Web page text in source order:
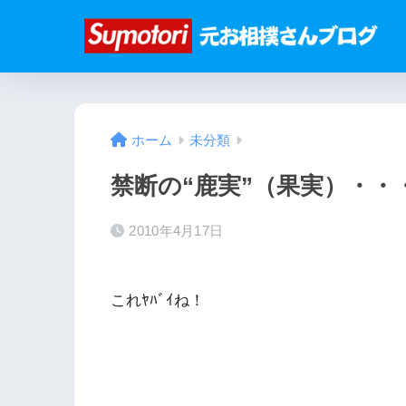
ホーム 未分類
禁断の“鹿実”（果実）・・
2010年4月17日
これﾔﾊﾞｲね！